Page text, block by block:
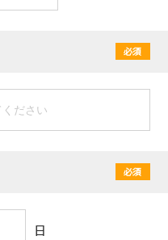
必須
必須
日